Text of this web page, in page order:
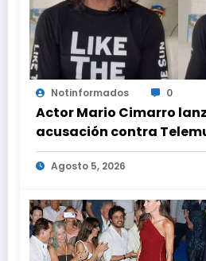
Notinformados 0
Actor Mario Cimarro
acusación contra
advirtió que lo que
es ilegal en EEUU
Agosto 5, 2026